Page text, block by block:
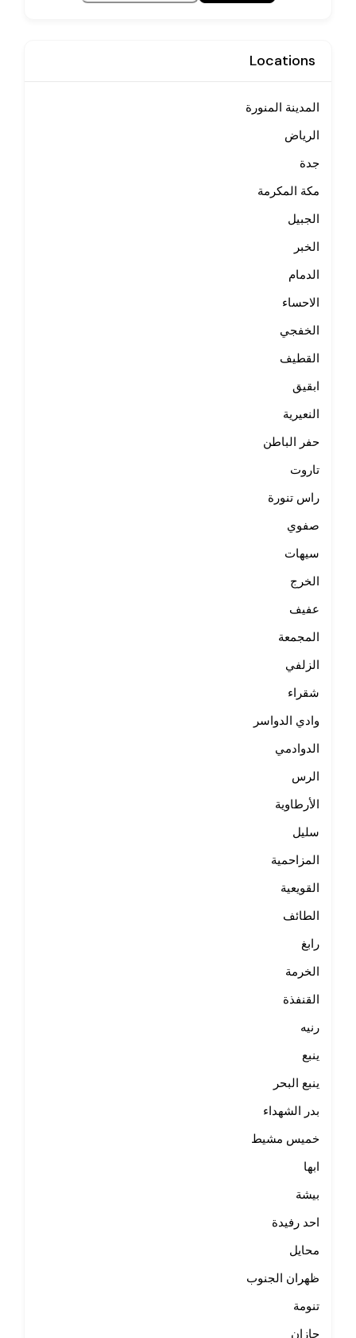
Locations
المدينة المنورة
الرياض
جدة
مكة المكرمة
الجبيل
الخبر
الدمام
الاحساء
الخفجي
القطيف
ابقيق
النعيرية
حفر الباطن
تاروت
راس تنورة
صفوي
سيهات
الخرج
عفيف
المجمعة
الزلفي
شقراء
وادي الدواسر
الدوادمي
الرس
الأرطاوية
سليل
المزاحمية
القويعية
الطائف
رابغ
الخرمة
القنفذة
رنيه
ينبع
ينبع البحر
بدر الشهداء
خميس مشيط
ابها
بيشة
احد رفيدة
محايل
ظهران الجنوب
تنومة
جازان